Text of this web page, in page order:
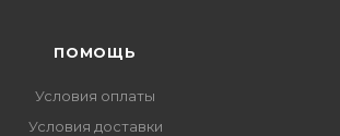
ПОМОЩЬ
Условия оплаты
Условия доставки